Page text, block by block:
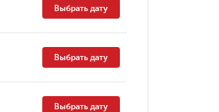
Выбрать дату
Выбрать дату
Выбрать дату